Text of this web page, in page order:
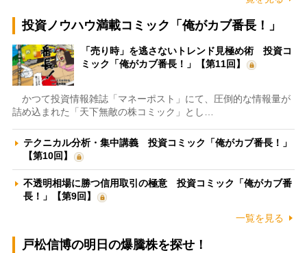
投資ノウハウ満載コミック「俺がカブ番長！」
「売り時」を逃さないトレンド見極め術 投資コ
ミック「俺がカブ番長！」【第11回】
かつて投資情報雑誌「マネーポスト」にて、圧倒的な情報量が
詰め込まれた「天下無敵の株コミック」とし…
テクニカル分析・集中講義 投資コミック「俺がカブ番長！」
【第10回】
不透明相場に勝つ信用取引の極意 投資コミック「俺がカブ番
長！」【第9回】
一覧を見る
戸松信博の明日の爆騰株を探せ！